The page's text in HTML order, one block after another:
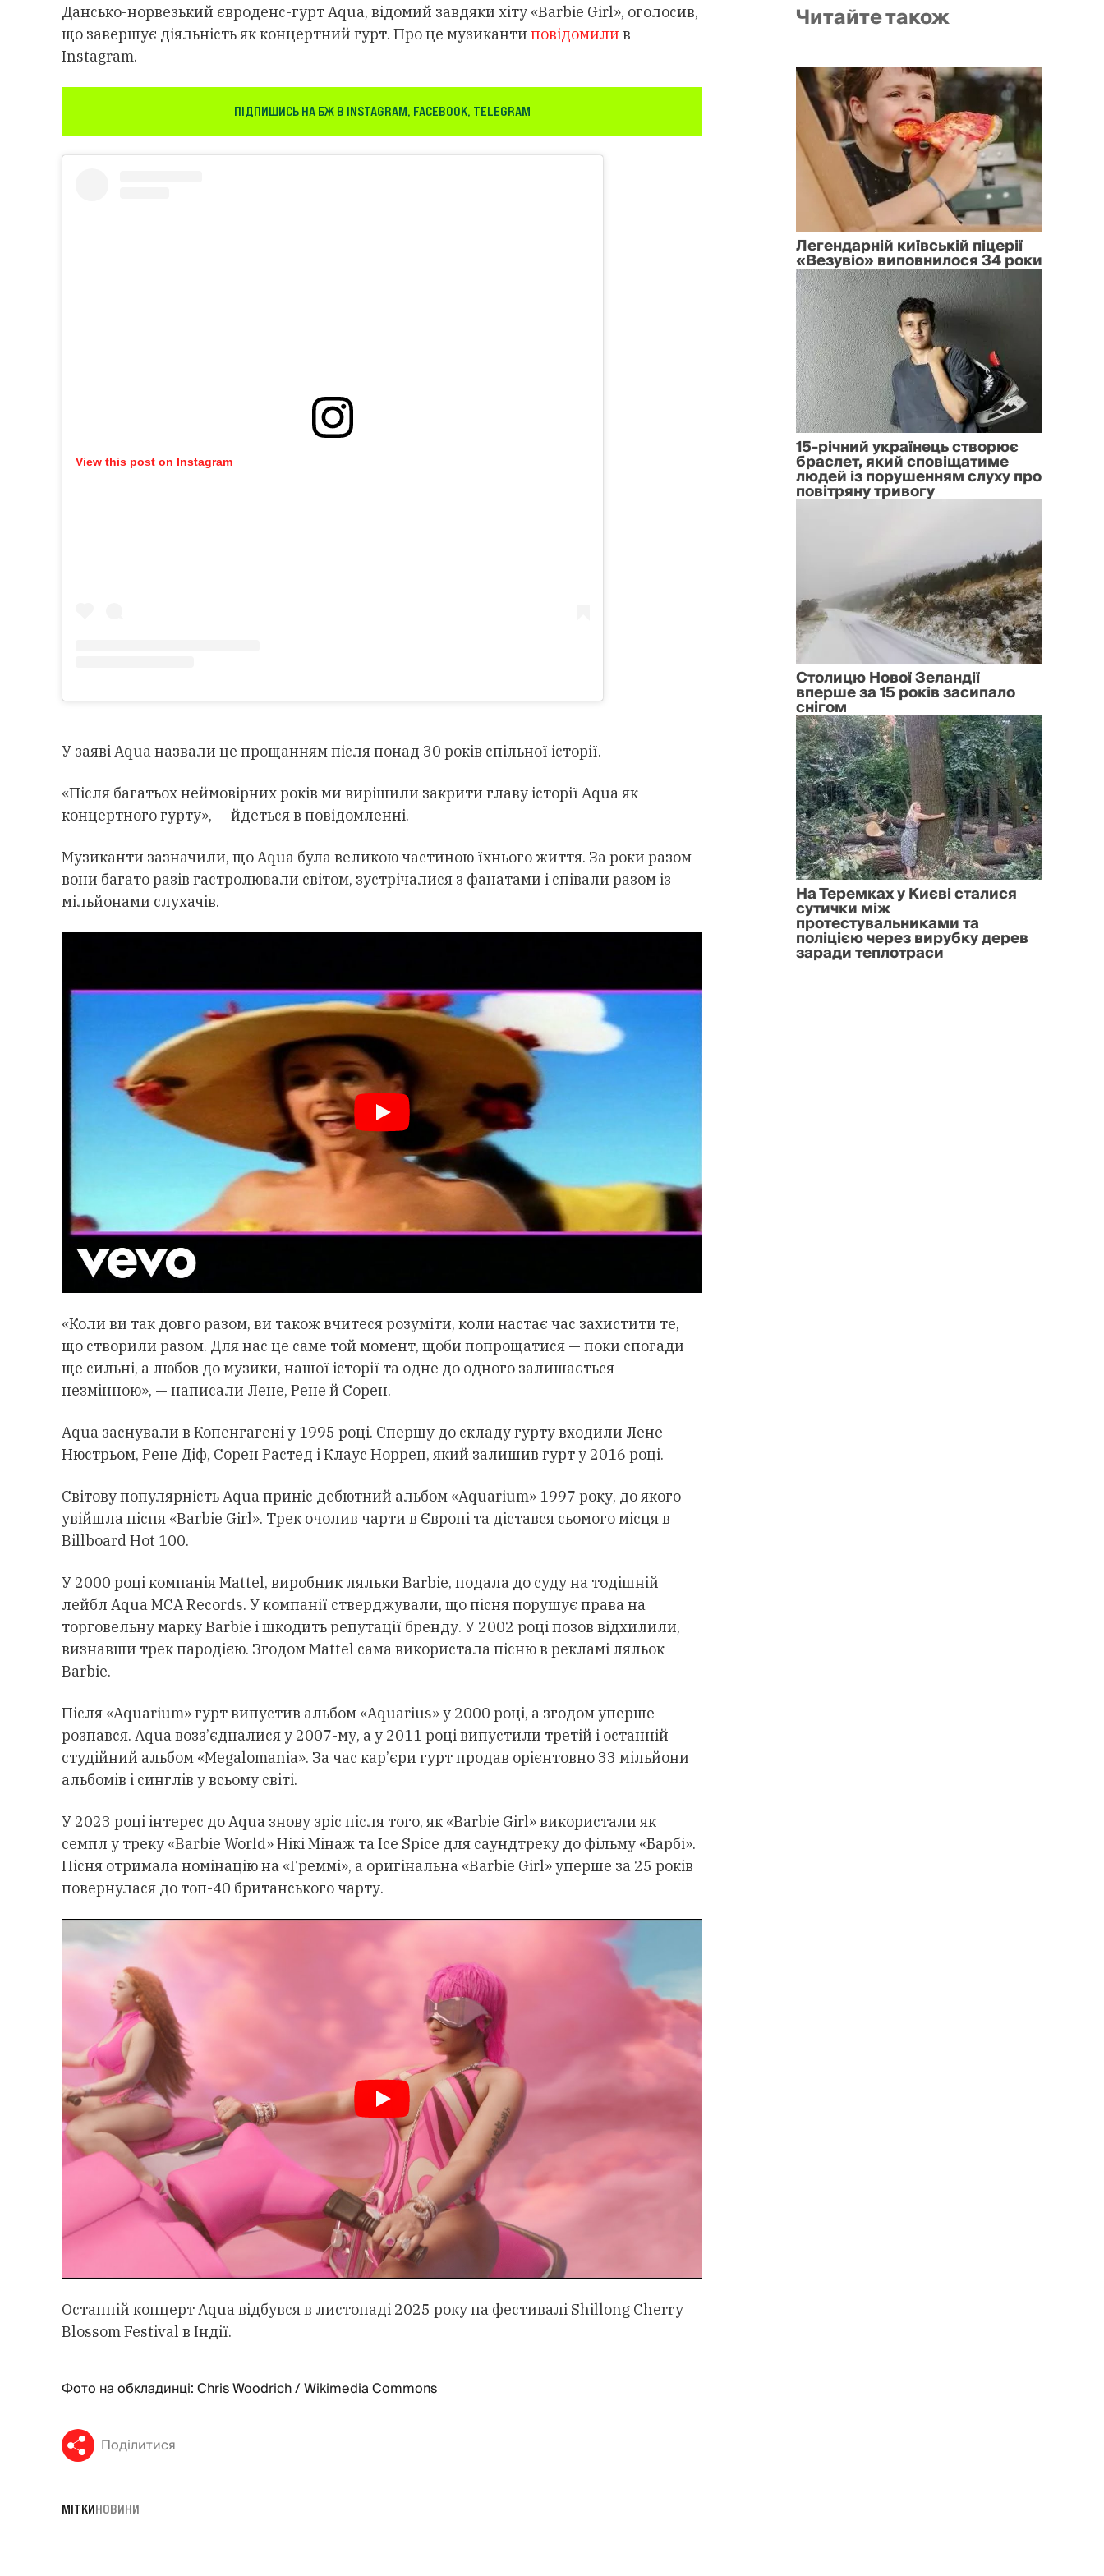
Дансько-норвезький євроденс-гурт Aqua, відомий завдяки хіту «Barbie Girl», оголосив,
що завершує діяльність як концертний гурт. Про це музиканти повідомили в
Instagram.
ПІДПИШИСЬ НА БЖ В INSTAGRAM, FACEBOOK, TELEGRAM
View this post on Instagram
У заяві Aqua назвали це прощанням після понад 30 років спільної історії.
«Після багатьох неймовірних років ми вирішили закрити главу історії Aqua як
концертного гурту», — йдеться в повідомленні.
Музиканти зазначили, що Aqua була великою частиною їхнього життя. За роки разом
вони багато разів гастролювали світом, зустрічалися з фанатами і співали разом із
мільйонами слухачів.
«Коли ви так довго разом, ви також вчитеся розуміти, коли настає час захистити те,
що створили разом. Для нас це саме той момент, щоби попрощатися — поки спогади
ще сильні, а любов до музики, нашої історії та одне до одного залишається
незмінною», — написали Лене, Рене й Сорен.
Aqua заснували в Копенгагені у 1995 році. Спершу до складу гурту входили Лене
Нюстрьом, Рене Діф, Сорен Растед і Клаус Норрен, який залишив гурт у 2016 році.
Світову популярність Aqua приніс дебютний альбом «Aquarium» 1997 року, до якого
увійшла пісня «Barbie Girl». Трек очолив чарти в Європі та дістався сьомого місця в
Billboard Hot 100.
У 2000 році компанія Mattel, виробник ляльки Barbie, подала до суду на тодішній
лейбл Aqua MCA Records. У компанії стверджували, що пісня порушує права на
торговельну марку Barbie і шкодить репутації бренду. У 2002 році позов відхилили,
визнавши трек пародією. Згодом Mattel сама використала пісню в рекламі ляльок
Barbie.
Після «Aquarium» гурт випустив альбом «Aquarius» у 2000 році, а згодом уперше
розпався. Aqua возз’єдналися у 2007-му, а у 2011 році випустили третій і останній
студійний альбом «Megalomania». За час кар’єри гурт продав орієнтовно 33 мільйони
альбомів і синглів у всьому світі.
У 2023 році інтерес до Aqua знову зріс після того, як «Barbie Girl» використали як
семпл у треку «Barbie World» Нікі Мінаж та Ice Spice для саундтреку до фільму «Барбі».
Пісня отримала номінацію на «Греммі», а оригінальна «Barbie Girl» уперше за 25 років
повернулася до топ-40 британського чарту.
Останній концерт Aqua відбувся в листопаді 2025 року на фестивалі Shillong Cherry
Blossom Festival в Індії.
Фото на обкладинці: Chris Woodrich / Wikimedia Commons
Поділитися
МІТКИНОВИНИ
Читайте також
Легендарній київській піцерії
«Везувіо» виповнилося 34 роки
15-річний українець створює
браслет, який сповіщатиме
людей із порушенням слуху про
повітряну тривогу
Столицю Нової Зеландії
вперше за 15 років засипало
снігом
На Теремках у Києві сталися
сутички між
протестувальниками та
поліцією через вирубку дерев
заради теплотраси